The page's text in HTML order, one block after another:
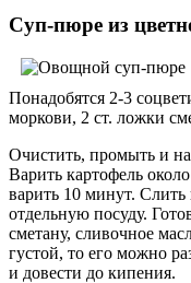
Суп-пюре из
Понадобятся 2-3
моркови, 2 ст. ложки
Очистить, промыть и
Варить картофель
варить 10 минут. Слить
отдельную посуду.
сметану, сливочное
густой, то его можно
и довести до кипения.